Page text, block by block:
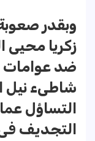
وبقدر
زكريا
ضد عوامات
شاطىء نيل
التساؤل
التجديف